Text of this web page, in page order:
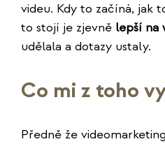
videu. Kdy to začíná, jak
to stojí je zjevně lepší na
udělala a dotazy ustaly.
Co mi z toho
Předně že